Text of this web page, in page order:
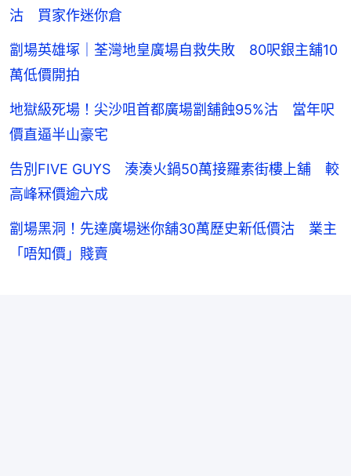
沽 買家作迷你倉
劏場英雄塚｜荃灣地皇廣場自救失敗 80呎銀主舖10
萬低價開拍
地獄級死場！尖沙咀首都廣場劏舖蝕95%沽 當年呎
價直逼半山豪宅
告別FIVE GUYS 湊湊火鍋50萬接羅素街樓上舖 較
高峰冧價逾六成
劏場黑洞！先達廣場迷你舖30萬歷史新低價沽 業主
「唔知價」賤賣